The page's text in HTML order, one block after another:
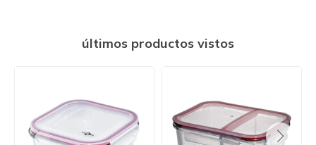
últimos productos vistos